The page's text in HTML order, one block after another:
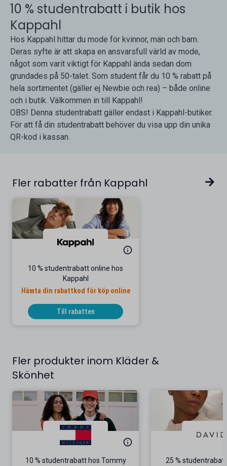
10 % studentrabatt i butik hos
Kappahl
Hos Kappahl hittar du mode för kvinnor, män och barn.
Deras syfte är att skapa en ansvarsfull värld av mode,
något som varit viktigt för Kappahl ända sedan dom
grundades på 50-talet. Som student får du 10 % rabatt på
hela sortimentet (gäller ej Newbie och rea) – både online
och i butik. Välkommen in till Kappahl!
OBS! Denna studentrabatt gäller endast i Kappahl-butiker.
För att få din studentrabatt behöver du visa upp din unika
QR-kod i kassan.
Fler rabatter från Kappahl
10 % studentrabatt online hos
Kappahl
Hämta din rabattkod för köp online
Till rabatten
Fler produkter inom Kläder &
Skönhet
10 % studentrabatt hos Tommy
25 %